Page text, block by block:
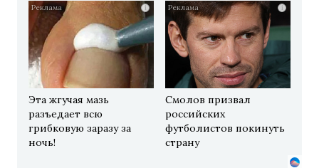
i
Эта жгучая мазь
разъедает всю
грибковую заразу за
ночь!
i
Смолов призвал
российских
футболистов покинуть
страну